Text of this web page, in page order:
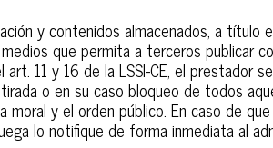
y contenidos almacenados, a
que permita a terceros publicar
11 y 16 de la LSSI-CE, el prestador
o en su caso bloqueo de todos
moral y el orden público. En caso de
lo notifique de forma inmediata al